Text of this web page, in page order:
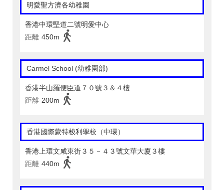
明愛聖方濟各幼稚園
香港中環堅道二號明愛中心
距離 450m
Carmel School (幼稚園部)
香港半山羅便臣道７０號３＆４樓
距離 200m
香港國際蒙特梭利學校（中環）
香港上環文咸東街３５－４３號文華大廈３樓
距離 440m